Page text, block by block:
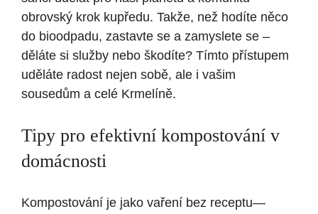
obrovský krok kupředu. Takže, než hodíte něco
do bioodpadu, zastavte se a zamyslete se –
děláte si služby nebo škodíte? Tímto přístupem
uděláte radost nejen sobě, ale i vašim
sousedům a celé Krmelíně.
Tipy pro efektivní kompostování v
domácnosti
Kompostování je jako vaření bez receptu—